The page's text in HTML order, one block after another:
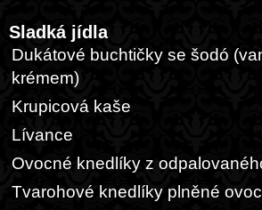
Sladká jídla
Dukátové buchtičky se šodó
krémem)
Krupicová kaše
Lívance
Ovocné knedlíky z
Tvarohové knedlíky plněné